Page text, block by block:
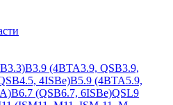
B3.9 (4BTA3.9, QSB3.9,
4ISBe)B5.9 (4BTA5.9,
B6.7 (QSB6.7, 6ISBe)QSL9